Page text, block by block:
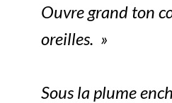
Ouvre grand ton
oreilles. »
Sous la plume